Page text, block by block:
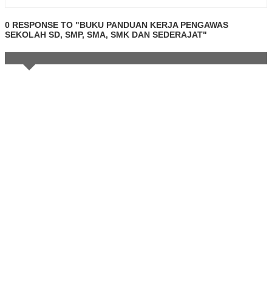
0 RESPONSE TO "BUKU PANDUAN KERJA PENGAWAS
SEKOLAH SD, SMP, SMA, SMK DAN SEDERAJAT"